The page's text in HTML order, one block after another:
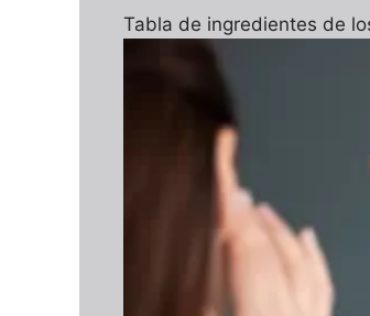
Tabla de ingredientes de